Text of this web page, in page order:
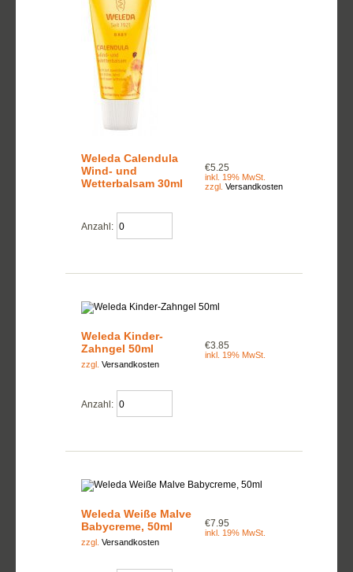
Weleda Calendula
Wind- und
Wetterbalsam 30ml
€5.25
inkl. 19% MwSt.
zzgl. Versandkosten
Anzahl:
Weleda Kinder-
Zahngel 50ml
€3.85
inkl. 19% MwSt.
zzgl. Versandkosten
Anzahl:
Weleda Weiße Malve
Babycreme, 50ml
€7.95
inkl. 19% MwSt.
zzgl. Versandkosten